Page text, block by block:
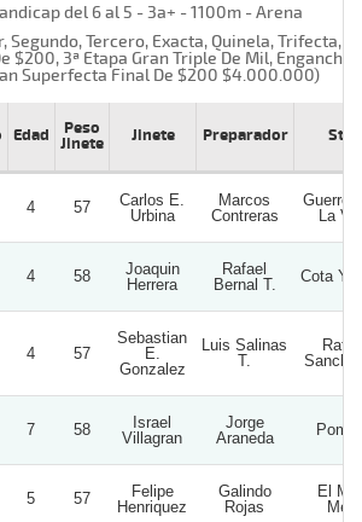
del 6 al 5 - 3a+ - 1100m - Arena
Segundo, Tercero, Exacta, Quinela, Trifecta,
$200, 3ª Etapa Gran Triple De Mil, Enganches
Superfecta Final De $200 $4.000.000)
Edad
Peso
Jinete
Jinete Preparador Stud
4 57
Carlos E.
Urbina
Marcos
Contreras
La
4 58
Joaquin
Herrera
Rafael
Bernal T.
Cota Y
4 57
Sebastian
E.
Gonzalez
Luis Salinas
T.
7 58
Israel
Villagran
Jorge
Araneda
5 57
Felipe
Henriquez
Galindo
Rojas
El
Mero